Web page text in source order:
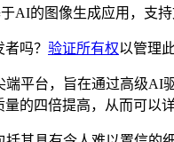
AI的图像生成应用，支
吗？ 验证所有权以管理
端平台，旨在通过高级
的四倍提高，从而可以